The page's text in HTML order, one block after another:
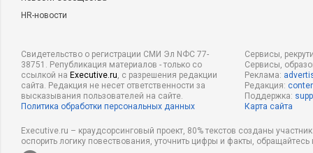
HR-новости
Свидетельство о регистрации СМИ Эл NФС 77-
38751. Републикация материалов - только со
ссылкой на Executive.ru, с разрешения редакции
сайта. Редакция не несет ответственности за
высказывания пользователей на сайте.
Политика обработки персональных данных
Сервисы,
Сервисы,
Реклама:
Редакция:
Поддержка:
Карта сайта
Executive.ru – краудсорсинговый проект, 80% текстов созданы
оспорить логику повествования, уточнить цифры и факты,